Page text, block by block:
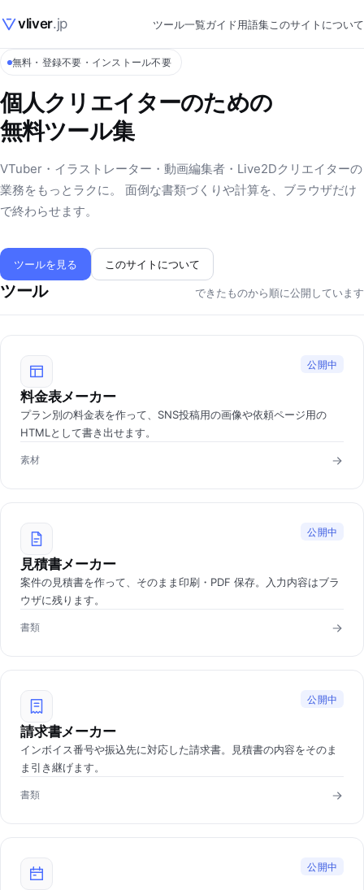
vliver.jp ツール一覧ガイド用語集このサイトについて
無料・登録不要・インストール不要
個人クリエイターのための
無料ツール集
VTuber・イラストレーター・動画編集者・Live2Dクリエイターの
業務をもっとラクに。 面倒な書類づくりや計算を、ブラウザだけ
で終わらせます。
ツールを見る このサイトについて
ツール できたものから順に公開しています
公開中
料金表メーカー
プラン別の料金表を作って、SNS投稿用の画像や依頼ページ用の
HTMLとして書き出せます。
素材
公開中
見積書メーカー
案件の見積書を作って、そのまま印刷・PDF 保存。入力内容はブラ
ウザに残ります。
書類
公開中
請求書メーカー
インボイス番号や振込先に対応した請求書。見積書の内容をそのま
ま引き継げます。
書類
公開中